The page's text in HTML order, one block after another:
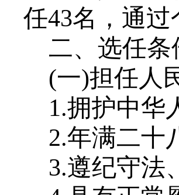
任43名，通
二、选任条
(一)担任人
1.拥护中华
2.年满二十
3.遵纪守法